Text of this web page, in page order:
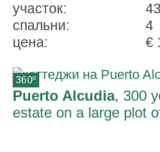
участок:
спальни:
4
ценa:
€
360º
Puerto Alcudia, 300
estate on a large plot